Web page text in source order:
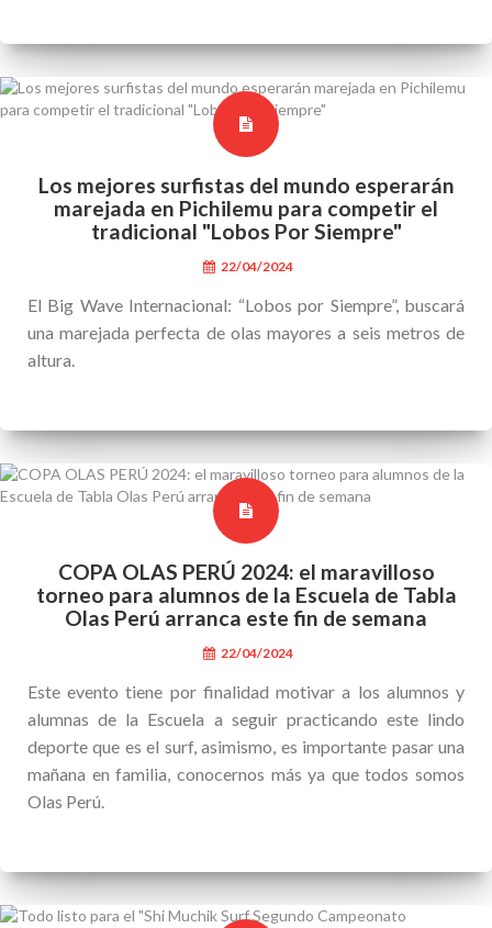
Los mejores surfistas del mundo esperarán
marejada en Pichilemu para competir el
tradicional "Lobos Por Siempre"
22/04/2024
El Big Wave Internacional: “Lobos por Siempre”, buscará
una marejada perfecta de olas mayores a seis metros de
altura.
COPA OLAS PERÚ 2024: el maravilloso
torneo para alumnos de la Escuela de Tabla
Olas Perú arranca este fin de semana
22/04/2024
Este evento tiene por finalidad motivar a los alumnos y
alumnas de la Escuela a seguir practicando este lindo
deporte que es el surf, asimismo, es importante pasar una
mañana en familia, conocernos más ya que todos somos
Olas Perú.